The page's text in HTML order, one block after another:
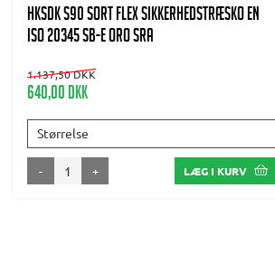
HKSDK S90 Sort flex Sikkerhedstræsko EN
ISO 20345 SB-E ORO SRA
1.137,50 DKK
640,00 DKK
Størrelse
- + LÆG I KURV